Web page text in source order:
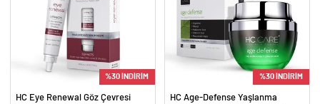
%30 İNDİRİM
HC Eye Renewal Göz Çevresi
%30 İNDİRİM
HC Age-Defense Yaşlanma